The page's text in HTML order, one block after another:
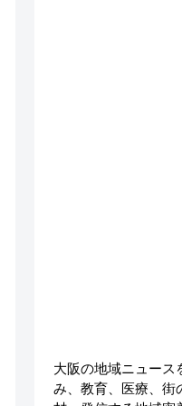
大阪の地域ニュース
み、教育、医療、街